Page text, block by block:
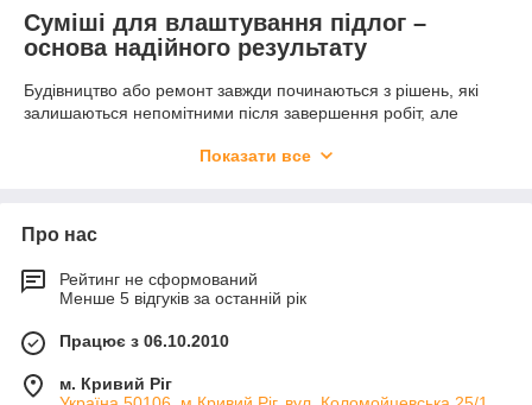
Суміші для влаштування підлог –
основа надійного результату
Будівництво або ремонт завжди починаються з рішень, які
залишаються непомітними після завершення робіт, але
вперед. Одним з таких рішень є правильний вибір матеріалів
основа має перепади висоти, нерівності або недостатню
міцність.
Сучасні суміші для влаштування підлог стали невіддільною
частиною якісного будівництва. Вони дозволяють підготувати
дошку або інші оздоблювальні матеріали, створюючи рівну та
надійну основу.
Показати все
Про нас
Рейтинг не сформований
Менше 5 відгуків за останній рік
Працює з 06.10.2010
м. Кривий Ріг